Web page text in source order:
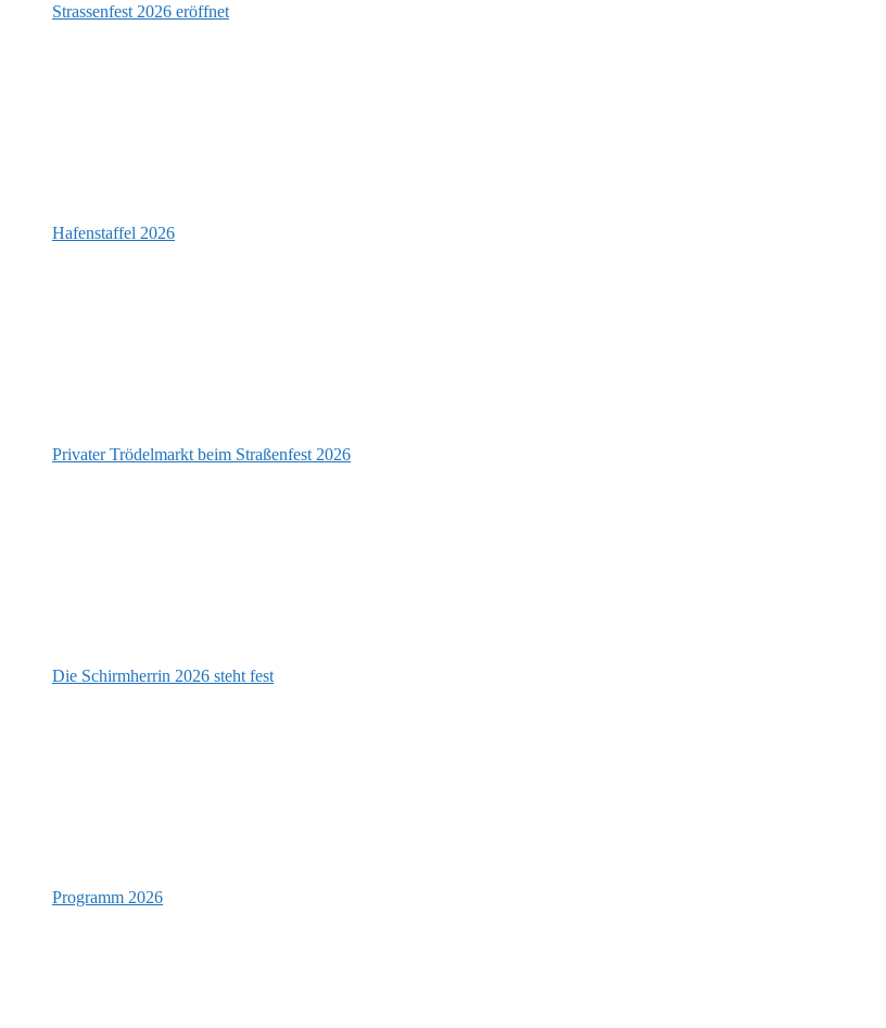
Strassenfest 2026 eröffnet
Hafenstaffel 2026
Privater Trödelmarkt beim Straßenfest 2026
Die Schirmherrin 2026 steht fest
Programm 2026